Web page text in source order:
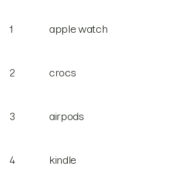
1 apple watch
2 crocs
3 airpods
4 kindle